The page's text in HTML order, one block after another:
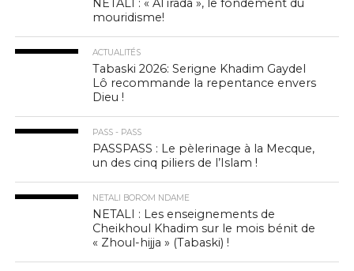
NETALI : « Al irâda », le fondement du
mouridisme!
ACTUALITÉS
Tabaski 2026: Serigne Khadim Gaydel
Lô recommande la repentance envers
Dieu !
PASS - PASS
PASSPASS : Le pèlerinage à la Mecque,
un des cinq piliers de l’Islam !
NETALI BOROM NDAME
NETALI : Les enseignements de
Cheikhoul Khadim sur le mois bénit de
« Zhoul-hijja » (Tabaski) !